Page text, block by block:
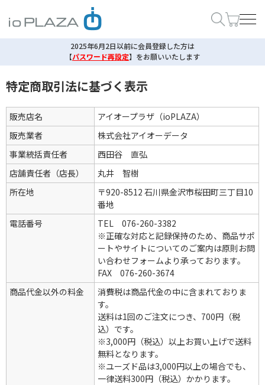
2025年6月2日以前に会員登録した方は
【パスワード再設定】 をお願いいたします
特定商取引法に基づく表示
販売店名
アイオープラザ（ioPLAZA）
販売業者
株式会社アイオーデータ
事業統括責任者
西田谷 直弘
店舗責任者（店長）
丸井 智樹
所在地
〒920-8512 石川県金沢市桜田町三丁目10
番地
電話番号
TEL 076-260-3382
※正確な対応と記録保持のため、商品サポ
ートやサイトについてのご案内は原則お問
い合わせフォームより承っております。
FAX 076-260-3674
商品代金以外の料金
消費税は商品代金の中に含まれておりま
す。
送料は1回のご注文につき、700円（税
込）です。
※3,000円（税込）以上お買い上げで送料
無料となります。
※ユーズド品は3,000円以上の場合でも、
一律送料300円（税込）かかります。